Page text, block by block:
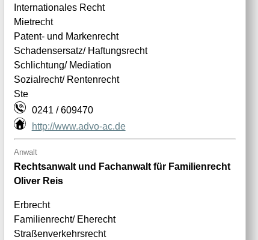
Internationales Recht
Mietrecht
Patent- und Markenrecht
Schadensersatz/ Haftungsrecht
Schlichtung/ Mediation
Sozialrecht/ Rentenrecht
Ste
0241 / 609470
http://www.advo-ac.de
Anwalt
Rechtsanwalt und Fachanwalt für Familienrecht
Oliver Reis
Erbrecht
Familienrecht/ Eherecht
Straßenverkehrsrecht